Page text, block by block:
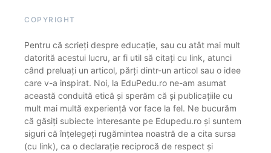
COPYRIGHT
Pentru că scrieți despre educație, sau cu atât mai mult
datorită acestui lucru, ar fi util să citați cu link, atunci
când preluați un articol, părți dintr-un articol sau o idee
care v-a inspirat. Noi, la EduPedu.ro ne-am asumat
această conduită etică și sperăm că și publicațiile cu
mult mai multă experiență vor face la fel. Ne bucurăm
că găsiți subiecte interesante pe Edupedu.ro și suntem
siguri că înțelegeți rugămintea noastră de a cita sursa
(cu link), ca o declarație reciprocă de respect și